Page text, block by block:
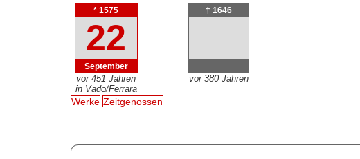
* 1575
22
September
vor 451 Jahren
in Vado/Ferrara
† 1646
vor 380 Jahren
Werke Zeitgenossen